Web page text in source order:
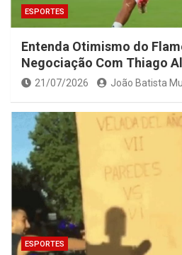
ESPORTES
Entenda Otimismo do
Negociação Com Thiago
21/07/2026 João Batista
ESPORTES